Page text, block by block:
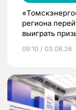
региона
выиграть
09:10 / 03.08.26